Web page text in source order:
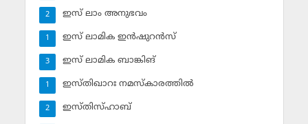
ഇസ് ലാം അനുഭവം
2
ഇസ് ലാമിക ഇന്‍ഷുറന്‍സ്‌
1
ഇസ് ലാമിക ബാങ്കിങ്‌
3
ഇസ്തിഖാറഃ നമസ്‌കാരത്തില്‍
1
ഇസ്തിസ്ഹാബ്
2